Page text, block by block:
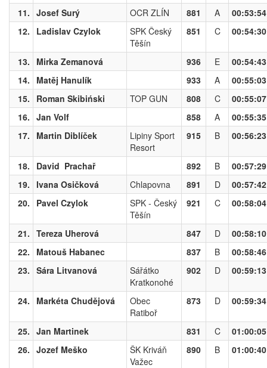
11. Josef Surý OCR ZLÍN 881 A
00:53:54
12.
Ladislav Czylok
SPK Český
Těšín
851 C 00:54:30
13. Mirka Zemanová 936 E
00:54:43
14.
Matěj Hanulík 933 A
00:55:03
15.
Roman Skibiński TOP GUN 808 C
00:55:07
16. Jan Volf 858 A
00:55:35
17.
Martin Diblíček
Lipiny Sport
Resort
915 B 00:56:23
18. David Prachař 892 B
00:57:29
19. Ivana Osičková Chlapovna 891 D
00:57:42
20.
Pavel Czylok
SPK - Český
Těšín
921 C 00:58:04
21. Tereza Uherová 847 D
00:58:10
22.
Matouš Habanec 837 B
00:58:46
23. Sára Litvanová
Sářátko
Kratkonohé
902 D 00:59:13
24. Markéta Chudějová
Obec
Ratiboř
873 D 00:59:34
25. Jan Martinek 831 C
01:00:05
26. Jozef Meško
ŠK Kriváň
Važec
890 B 01:00:40